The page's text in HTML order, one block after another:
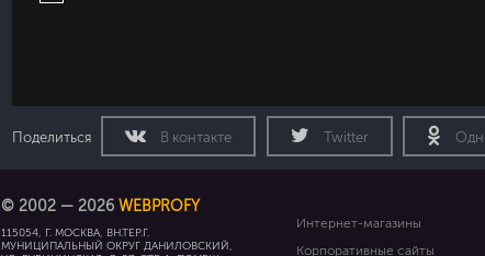
Поделиться В контакте Twitter
© 2002 — 2026 WEBPROFY
115054, Г. МОСКВА, ВН.ТЕР.Г.
МУНИЦИПАЛЬНЫЙ ОКРУГ ДАНИЛОВСКИЙ,
Интернет-магазины
Корпоративные сайты